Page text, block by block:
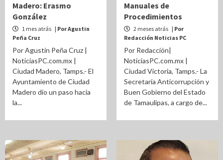
Madero: Erasmo
González
1 mes atrás | Por Agustin
Peña Cruz
Por Agustín Peña Cruz |
NoticiasPC.com.mx |
Ciudad Madero, Tamps.- El
Ayuntamiento de Ciudad
Madero dio un paso hacia
la...
Manuales de
Procedimientos
2 meses atrás | Por
Redacción Noticias PC
Por Redacción|
NoticiasPC.com.mx |
Ciudad Victoria, Tamps.- La
Secretaría Anticorrupción y
Buen Gobierno del Estado
de Tamaulipas, a cargo de...